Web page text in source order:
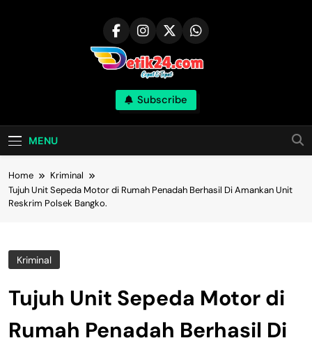
Subscribe
MENU
Home
Kriminal
Tujuh Unit Sepeda Motor di Rumah Penadah Berhasil Di Amankan Unit
Reskrim Polsek Bangko.
Kriminal
Tujuh Unit Sepeda Motor di
Rumah Penadah Berhasil Di